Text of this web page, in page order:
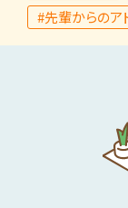
#先輩からのア